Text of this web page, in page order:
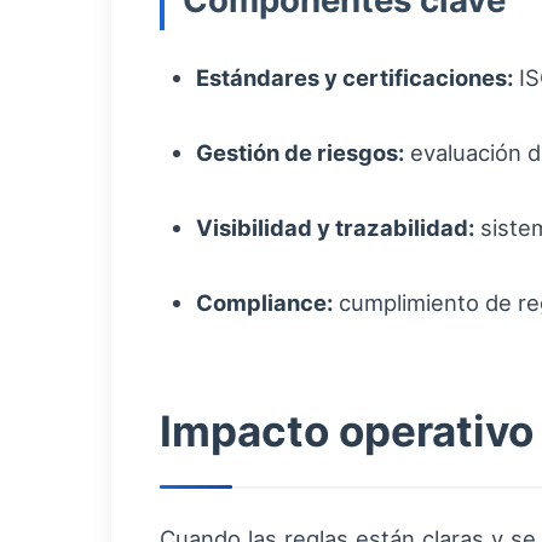
Estándares y certificaciones:
Gestión de riesgos: evaluación
Visibilidad y trazabilidad:
Compliance: cumplimiento de
Impacto